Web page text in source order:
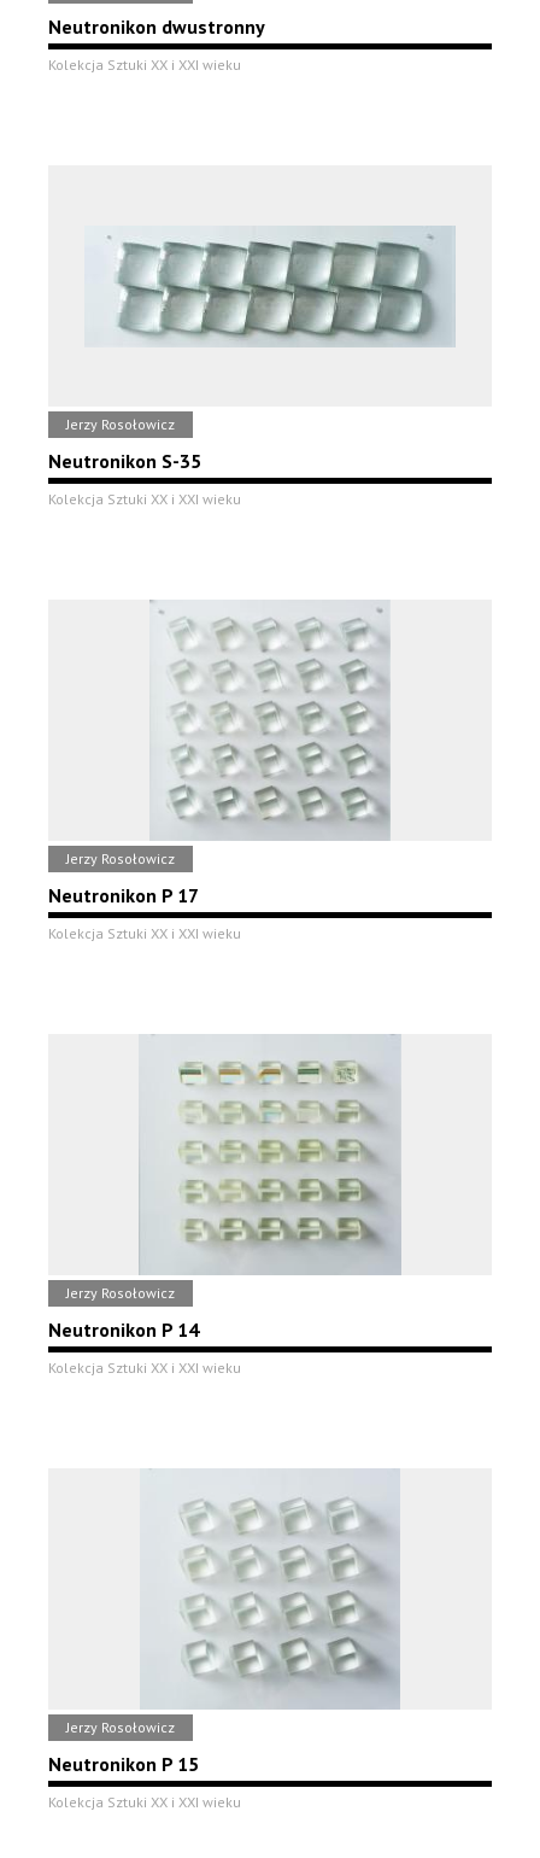
Neutronikon dwustronny
Kolekcja Sztuki XX i XXI wieku
Jerzy Rosołowicz
Neutronikon S-35
Kolekcja Sztuki XX i XXI wieku
Jerzy Rosołowicz
Neutronikon P 17
Kolekcja Sztuki XX i XXI wieku
Jerzy Rosołowicz
Neutronikon P 14
Kolekcja Sztuki XX i XXI wieku
Jerzy Rosołowicz
Neutronikon P 15
Kolekcja Sztuki XX i XXI wieku